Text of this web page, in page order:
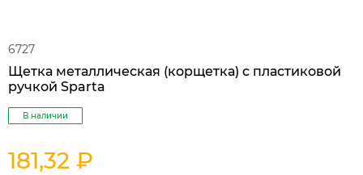
6727
Щетка металлическая (корщетка) с пластиковой
ручкой Sparta
В наличии
181,32 ₽